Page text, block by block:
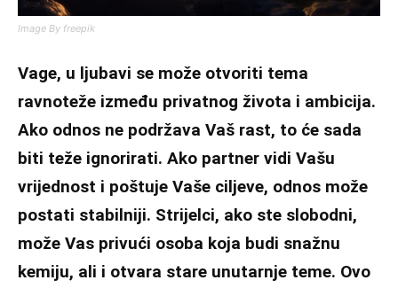
Image By freepik
Vage, u ljubavi se može otvoriti tema
ravnoteže između privatnog života i ambicija.
Ako odnos ne podržava Vaš rast, to će sada
biti teže ignorirati. Ako partner vidi Vašu
vrijednost i poštuje Vaše ciljeve, odnos može
postati stabilniji. Strijelci, ako ste slobodni,
može Vas privući osoba koja budi snažnu
kemiju, ali i otvara stare unutarnje teme. Ovo